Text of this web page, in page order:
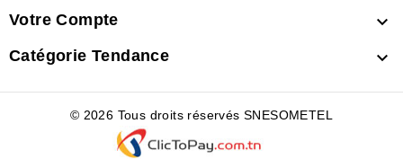
Votre Compte 
Catégorie Tendance 
© 2026 Tous droits réservés SNESOMETEL